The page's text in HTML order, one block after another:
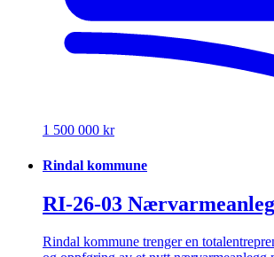
1 500 000 kr
Rindal kommune
RI-26-03
Rindal kommune trenger en